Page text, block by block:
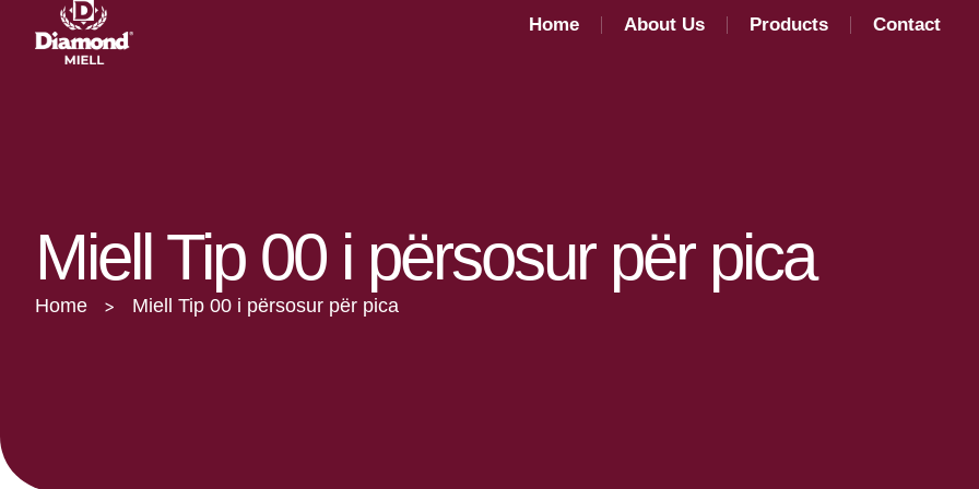
Home About Us Products Contact
Miell Tip 00 i përsosur për pica
Home > Miell Tip 00 i përsosur për pica